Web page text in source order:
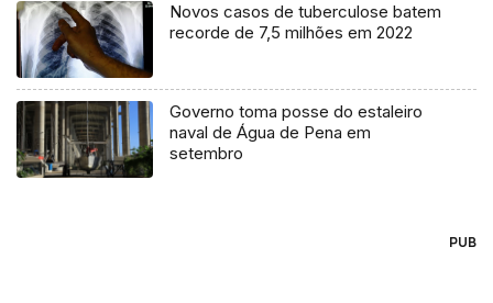
Novos casos de tuberculose batem
recorde de 7,5 milhões em 2022
Governo toma posse do estaleiro
naval de Água de Pena em
setembro
PUB